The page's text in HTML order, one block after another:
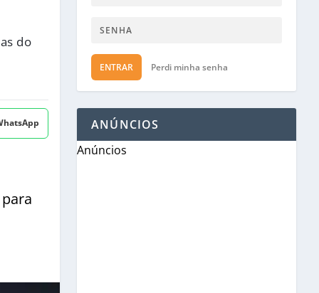
do
ENTRAR Perdi minha senha
ANÚNCIOS
Anúncios